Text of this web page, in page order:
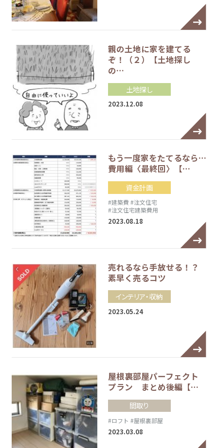
親の土地に家を建てる
ぞ！（２）【土地探し
の…
土地探し
2023.12.08
もう一度家をたてるなら…
費用編〈最終回〉【…
資金計画
#建築費 #注文住宅
#注文住宅建築費用
2023.08.18
売れるなら手放せる！？
素早く売るコツ
インテリア・収納
2023.05.24
屋根裏部屋パーフェクト
プラン まとめ後編【…
間取り
#ロフト #屋根裏部屋
2023.03.08